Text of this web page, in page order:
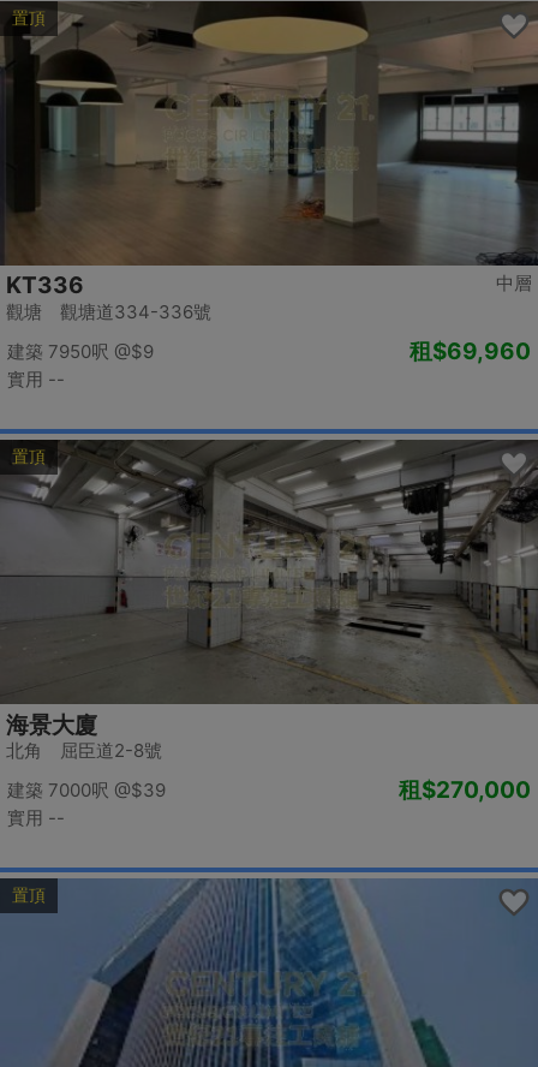
置頂
中層
KT336
觀塘 觀塘道334-336號
建築 7950呎 @$9
實用 --
租$69,960
置頂
海景大廈
北角 屈臣道2-8號
建築 7000呎 @$39
實用 --
租$270,000
置頂